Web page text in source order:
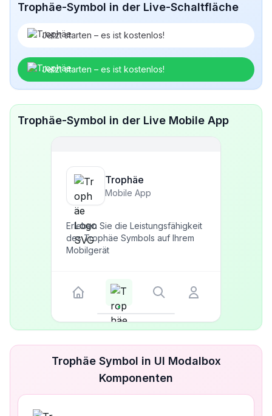
Trophäe-Symbol in der Live-Schaltfläche
Jetzt starten – es ist kostenlos!
Jetzt starten – es ist kostenlos!
Trophäe-Symbol in der Live Mobile App
Trophäe
Mobile App
Erleben Sie die Leistungsfähigkeit
des Trophäe Symbols auf Ihrem
Mobilgerät
Trophäe Symbol in UI Modalbox
Komponenten